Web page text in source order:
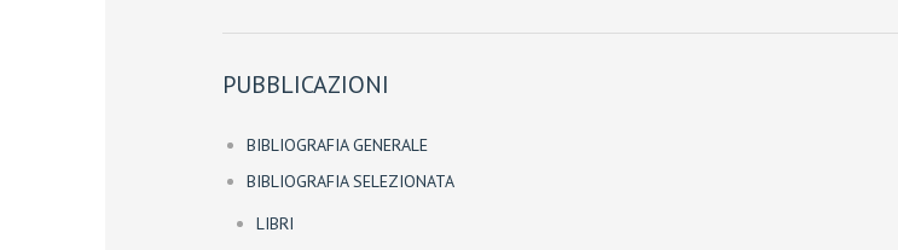
PUBBLICAZIONI
BIBLIOGRAFIA GENERALE
BIBLIOGRAFIA SELEZIONATA
LIBRI